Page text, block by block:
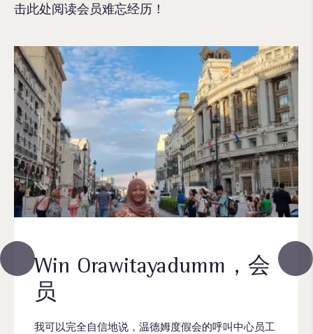
Win Orawitayadumm，会
员
我可以完全自信地说，温德姆度假会的呼叫中心员工
击此处阅读会员难忘经历！